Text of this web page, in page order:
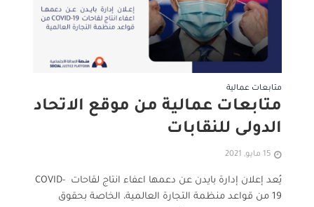
متابعات عمالية
متابعات عمالية من موقع الاتحاد
الدولى للنقابات
15 مايو, 2021
يُعد إعلان إدارة بايدن عن دعمها اعفاء انتاج لقاحات COVID-
19 من قواعد منظمة التجارة العالمية، الخاصة بحقوق